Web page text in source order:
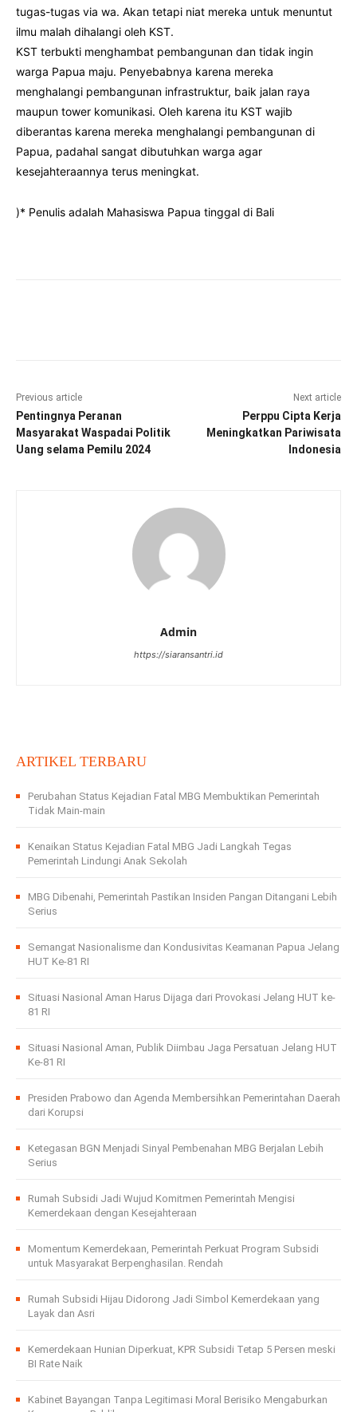
tugas-tugas via wa. Akan tetapi niat mereka untuk menuntut
ilmu malah dihalangi oleh KST.
KST terbukti menghambat pembangunan dan tidak ingin
warga Papua maju. Penyebabnya karena mereka
menghalangi pembangunan infrastruktur, baik jalan raya
maupun tower komunikasi. Oleh karena itu KST wajib
diberantas karena mereka menghalangi pembangunan di
Papua, padahal sangat dibutuhkan warga agar
kesejahteraannya terus meningkat.
)* Penulis adalah Mahasiswa Papua tinggal di Bali
Previous article
Pentingnya Peranan
Masyarakat Waspadai Politik
Uang selama Pemilu 2024
Next article
Perppu Cipta Kerja
Meningkatkan Pariwisata
Indonesia
Admin
https://siaransantri.id
ARTIKEL TERBARU
Perubahan Status Kejadian Fatal MBG Membuktikan Pemerintah
Tidak Main-main
Kenaikan Status Kejadian Fatal MBG Jadi Langkah Tegas
Pemerintah Lindungi Anak Sekolah
MBG Dibenahi, Pemerintah Pastikan Insiden Pangan Ditangani Lebih
Serius
Semangat Nasionalisme dan Kondusivitas Keamanan Papua Jelang
HUT Ke-81 RI
Situasi Nasional Aman Harus Dijaga dari Provokasi Jelang HUT ke-
81 RI
Situasi Nasional Aman, Publik Diimbau Jaga Persatuan Jelang HUT
Ke-81 RI
Presiden Prabowo dan Agenda Membersihkan Pemerintahan Daerah
dari Korupsi
Ketegasan BGN Menjadi Sinyal Pembenahan MBG Berjalan Lebih
Serius
Rumah Subsidi Jadi Wujud Komitmen Pemerintah Mengisi
Kemerdekaan dengan Kesejahteraan
Momentum Kemerdekaan, Pemerintah Perkuat Program Subsidi
untuk Masyarakat Berpenghasilan. Rendah
Rumah Subsidi Hijau Didorong Jadi Simbol Kemerdekaan yang
Layak dan Asri
Kemerdekaan Hunian Diperkuat, KPR Subsidi Tetap 5 Persen meski
BI Rate Naik
Kabinet Bayangan Tanpa Legitimasi Moral Berisiko Mengaburkan